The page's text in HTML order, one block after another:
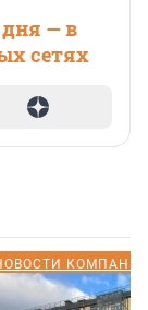
— в
сетях